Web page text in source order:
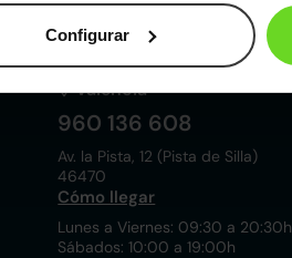
Configurar
Lunes a Viernes: 09:30 a 20:30h
Sábados: 10:00 a 19:00h
Valencia
960 136 608
Av. la Pista, 12 (Pista de Silla)
46470
Cómo llegar
Lunes a Viernes: 09:30 a 20:30h
Sábados: 10:00 a 19:00h